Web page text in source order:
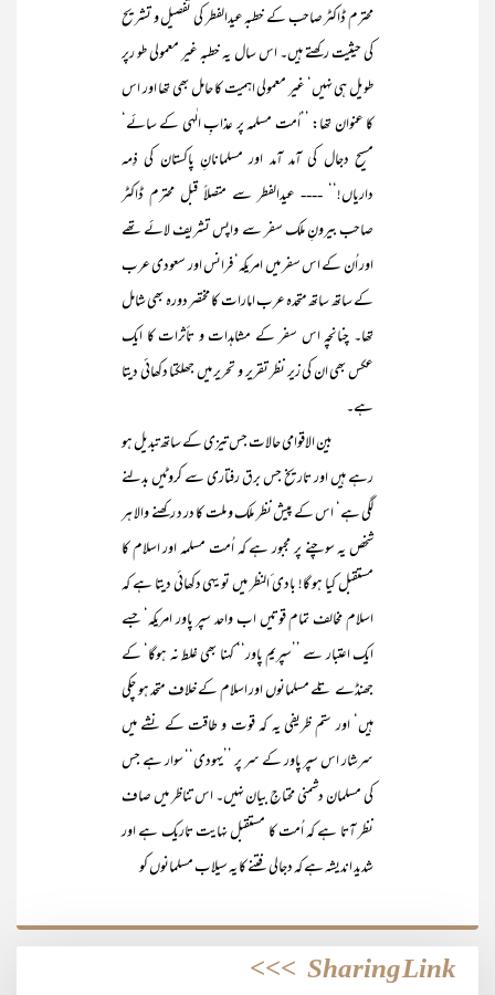
محترم ڈاکٹر صاحب کے خطبہ عیدالفطر کی تفصیل و تشریح
کی حیثیت رکھتے ہیں۔ اس سال یہ خطبہ غیر معمولی طو رپر
طویل ہی نہیں‘ غیر معمولی اہمیت کا حامل بھی تھا اور اس
کا عنوان تھا: ’’اُمت مسلمہ پر عذابِ الٰہی کے سائے‘
مسیح دجال کی آمد آمد اور مسلمانانِ پاکستان کی ذِمہ
داریاں!‘‘ ---- عیدالفطر سے متصلاً قبل محترم ڈاکٹر
صاحب بیرونِ ملک سفر سے واپس تشریف لائے تھے
اور اُن کے اس سفر میں امریکہ‘ فرانس اور سعودی عرب
کے ساتھ ساتھ متحدہ عرب امارات کا مختصر دورہ بھی شامل
تھا۔ چنانچہ اس سفر کے مشاہدات و تأثرات کا ایک
عکس بھی ان کی زیر نظر تقریر و تحریر میں جھلکتا دکھائی دیتا
ہے۔
بین الاقوامی حالات جس تیزی کے ساتھ تبدیل ہو
رہے ہیں اور تاریخ جس برق رفتاری سے کروٹیں بدلنے
لگی ہے‘ اس کے پیش نظر ملک و ملت کا در د رکھنے والا ہر
شخص یہ سوچنے پر مجبور ہے کہ اُمت مسلمہ اور اسلام کا
مستقبل کیا ہو گا! بادی ٔالنظر میں تو یہی دکھائی دیتا ہے کہ
اسلام مخالف تمام قوتیں اب واحد سپر پاور امریکہ‘ جسے
ایک اعتبار سے ’’سپریم پاور‘‘ کہنا بھی غلط نہ ہوگا‘ کے
جھنڈے تلے مسلمانوں اور اسلام کے خلاف متحد ہو چکی
ہیں‘ اور ستم ظریفی یہ کہ قوت و طاقت کے نشے میں
سرشار اس سپر پاور کے سر پر ’’یہودی‘‘ سوار ہے جس
کی مسلمان دشمنی محتاجِ بیان نہیں۔ اس تناظر میں صاف
نظر آتا ہے کہ اُمت کا مستقبل نہایت تاریک ہے اور
شدید اندیشہ ہے کہ دجالی فتنے کا یہ سیلاب مسلمانوں کو
Sharing Link
>>>